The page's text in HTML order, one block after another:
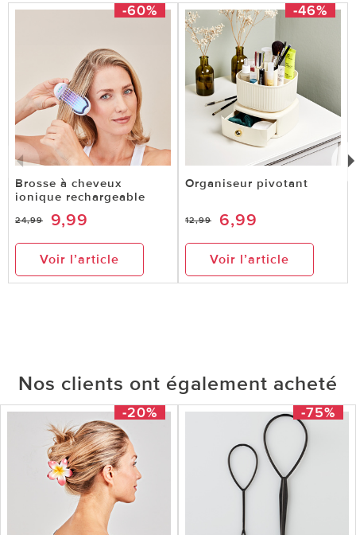
-60%
Brosse à cheveux
ionique rechargeable
24,99 9,99
Voir l’article
-46%
Organiseur pivotant
12,99 6,99
Voir l’article
Nos clients ont également acheté
-20% -75%